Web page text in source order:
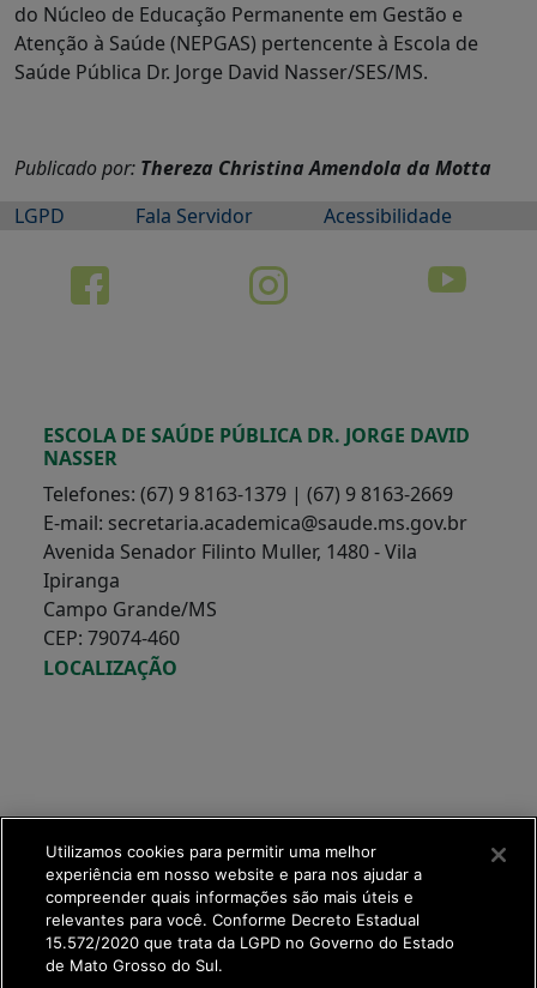
do Núcleo de Educação Permanente em Gestão e
Atenção à Saúde (NEPGAS) pertencente à Escola de
Saúde Pública Dr. Jorge David Nasser/SES/MS.
Publicado por: Thereza Christina Amendola da Motta
LGPD
Fala Servidor Acessibilidade
ESCOLA DE SAÚDE PÚBLICA DR. JORGE DAVID
NASSER
Telefones: (67) 9 8163-1379 | (67) 9 8163-2669
E-mail: secretaria.academica@saude.ms.gov.br
Avenida Senador Filinto Muller, 1480 - Vila
Ipiranga
Campo Grande/MS
CEP: 79074-460
LOCALIZAÇÃO
Utilizamos cookies para permitir uma melhor
experiência em nosso website e para nos ajudar a
compreender quais informações são mais úteis e
relevantes para você. Conforme Decreto Estadual
15.572/2020 que trata da LGPD no Governo do Estado
de Mato Grosso do Sul.